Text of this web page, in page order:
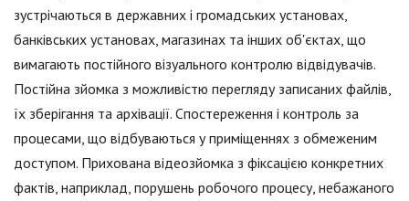
зустрічаються в державних і громадських установах,
банківських установах, магазинах та інших об'єктах, що
вимагають постійного візуального контролю відвідувачів.
Постійна зйомка з можливістю перегляду записаних файлів,
їх зберігання та архівації. Спостереження і контроль за
процесами, що відбуваються у приміщеннях з обмеженим
доступом. Прихована відеозйомка з фіксацією конкретних
фактів, наприклад, порушень робочого процесу, небажаного